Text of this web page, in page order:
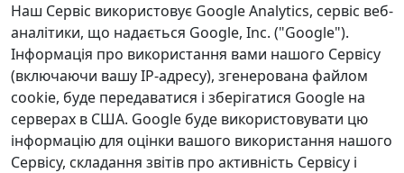
Наш Сервіс використовує Google Analytics, сервіс веб-
аналітики, що надається Google, Inc. ("Google").
Інформація про використання вами нашого Сервісу
(включаючи вашу IP-адресу), згенерована файлом
cookie, буде передаватися і зберігатися Google на
серверах в США. Google буде використовувати цю
інформацію для оцінки вашого використання нашого
Сервісу, складання звітів про активність Сервісу і